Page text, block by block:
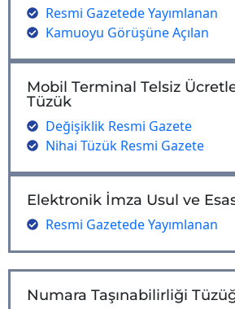
Resmi Gazetede Yayımlanan
Kamuoyu Görüşüne Açılan
Mobil Terminal Telsiz
Tüzük
Değişiklik Resmi Gazete
Nihai Tüzük Resmi Gazete
Elektronik İmza Usul ve
Resmi Gazetede Yayımlanan
Numara Taşınabilirliği